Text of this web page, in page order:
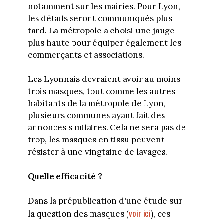
notamment sur les mairies. Pour Lyon,
les détails seront communiqués plus
tard. La métropole a choisi une jauge
plus haute pour équiper également les
commerçants et associations.
Les Lyonnais devraient avoir au moins
trois masques, tout comme les autres
habitants de la métropole de Lyon,
plusieurs communes ayant fait des
annonces similaires. Cela ne sera pas de
trop, les masques en tissu peuvent
résister à une vingtaine de lavages.
Quelle efficacité ?
Dans la prépublication d'une étude sur
la question des masques (voir ici), ces